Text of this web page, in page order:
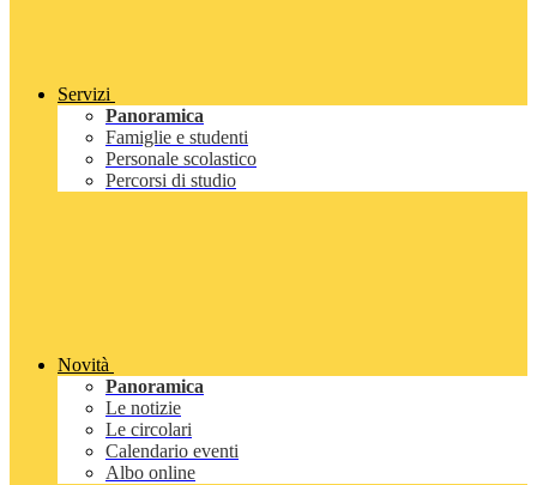
Servizi
Panoramica
Famiglie e studenti
Personale scolastico
Percorsi di studio
Novità
Panoramica
Le notizie
Le circolari
Calendario eventi
Albo online